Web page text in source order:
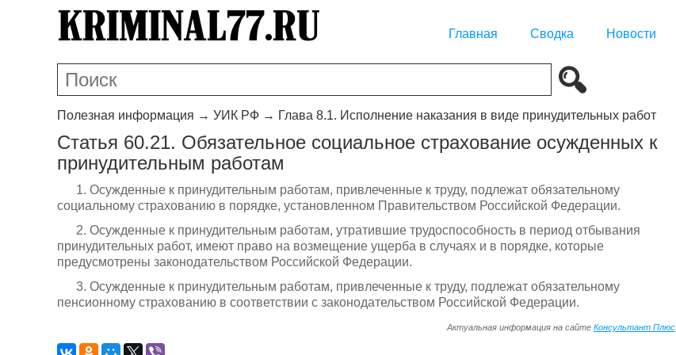
Главная Сводка Новости
Полезная информация → УИК РФ → Глава 8.1. Исполнение наказания в виде принудительных работ
Статья 60.21. Обязательное социальное страхование осужденных к
принудительным работам
1. Осужденные к принудительным работам, привлеченные к труду, подлежат обязательному
социальному страхованию в порядке, установленном Правительством Российской Федерации.
2. Осужденные к принудительным работам, утратившие трудоспособность в период отбывания
принудительных работ, имеют право на возмещение ущерба в случаях и в порядке, которые
предусмотрены законодательством Российской Федерации.
3. Осужденные к принудительным работам, привлеченные к труду, подлежат обязательному
пенсионному страхованию в соответствии с законодательством Российской Федерации.
Актуальная информация на сайте Консультант Плюс